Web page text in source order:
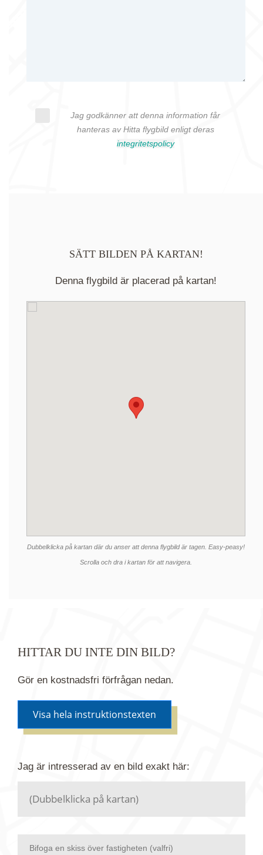
Jag godkänner att denna information får
hanteras av Hitta flygbild enligt deras
integritetspolicy
SÄTT BILDEN PÅ KARTAN!
Denna flygbild är placerad på kartan!
Dubbelklicka på kartan där du anser att denna flygbild är tagen. Easy-peasy!
Scrolla och dra i kartan för att navigera.
HITTAR DU INTE DIN BILD?
Gör en kostnadsfri förfrågan nedan.
Visa hela instruktionstexten
förfrågan. Vi har flera miljoner bilder i vårt arkiv
Jag är intresserad av en bild exakt här:
Bifoga en skiss över fastigheten (valfri)